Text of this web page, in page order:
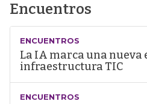
Encuentros
ENCUENTROS
La IA marca una nueva
infraestructura TIC
ENCUENTROS